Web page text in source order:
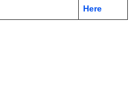
Here